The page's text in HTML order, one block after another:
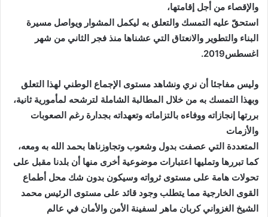
والإقصاء من أجل إقامتها،
استحقّ عليه التمسك والتعلق به ليكمل المشوار ويواصل مسيرة
البناء والتطوير والانعتاق التي عشناها منذ فجر الثاني من شهر
اغسطس2019.
وليس مفاجئا أن نري ونشاهد مستوى الإجماع الوطني لهذا التعلق
وبهذا التمسك به من خلال المطالبة الشاملة لترشحه لمأمورية ثانية،
بررتها إنجازاته ووفاءه بالتزاماته وتعهداته بجدارة رغم الصعوبات
والأزمات
المتعددة التي عصفت بدول وشعوب وتجاوزناها بحمد الله به ومعه،
كما تبررها وتمليها اعتبارات موضوعية أخرى منها أن بلدنا مقبل على
تحولات هامة على مستوى ثرواته وسيكون بدون شك محل أطماع
القوى الخارجية مما يتطلب وجود قائد على مستوى الرئيس محمد
الشيخ الغزواني كربان ماهر لسفينة الأمن والأمان في عالم